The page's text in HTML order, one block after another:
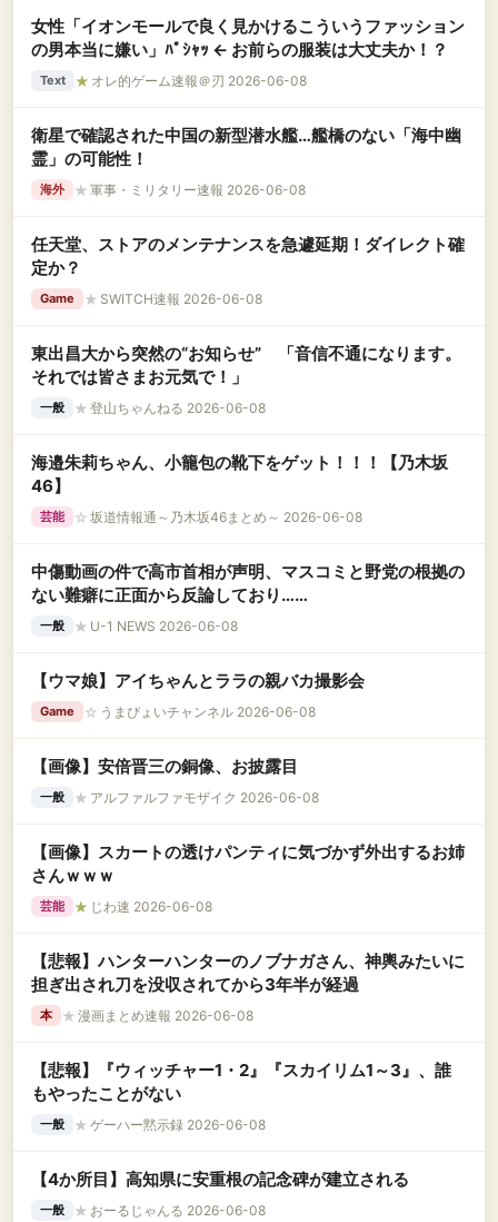
女性「イオンモールで良く見かけるこういうファッション
の男本当に嫌い」ﾊﾟｼｬｯ ← お前らの服装は大丈夫か！？
Text ★ オレ的ゲーム速報＠刃 2026-06-08
衛星で確認された中国の新型潜水艦…艦橋のない「海中幽
霊」の可能性！
海外 ★ 軍事・ミリタリー速報 2026-06-08
任天堂、ストアのメンテナンスを急遽延期！ダイレクト確
定か？
Game ★ SWITCH速報 2026-06-08
東出昌大から突然の“お知らせ” 「音信不通になります。
それでは皆さまお元気で！」
一般 ★ 登山ちゃんねる 2026-06-08
海邉朱莉ちゃん、小籠包の靴下をゲット！！！【乃木坂
46】
芸能 ☆ 坂道情報通～乃木坂46まとめ～ 2026-06-08
中傷動画の件で高市首相が声明、マスコミと野党の根拠の
ない難癖に正面から反論しており……
一般 ★ U-1 NEWS 2026-06-08
【ウマ娘】アイちゃんとララの親バカ撮影会
Game ☆ うまぴょいチャンネル 2026-06-08
【画像】安倍晋三の銅像、お披露目
一般 ★ アルファルファモザイク 2026-06-08
【画像】スカートの透けパンティに気づかず外出するお姉
さんｗｗｗ
芸能 ★ じわ速 2026-06-08
【悲報】ハンターハンターのノブナガさん、神輿みたいに
担ぎ出され刀を没収されてから3年半が経過
本 ★ 漫画まとめ速報 2026-06-08
【悲報】『ウィッチャー1・2』『スカイリム1～3』、誰
もやったことがない
一般 ★ ゲーハー黙示録 2026-06-08
【4か所目】高知県に安重根の記念碑が建立される
一般 ★ おーるじゃんる 2026-06-08